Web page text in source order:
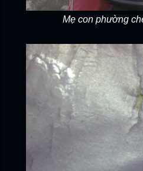
Mẹ con phường